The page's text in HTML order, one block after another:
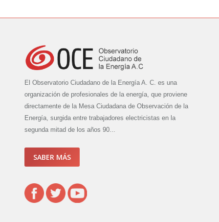
El Observatorio Ciudadano de la Energía A. C. es una
organización de profesionales de la energía, que proviene
directamente de la Mesa Ciudadana de Observación de la
Energía, surgida entre trabajadores electricistas en la
segunda mitad de los años 90...
SABER MÁS